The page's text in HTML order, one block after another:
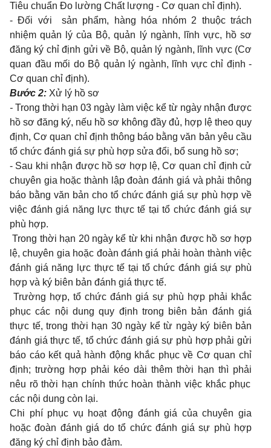
Tiêu chuẩn Đo lường Chất lượng - Cơ quan chỉ định).
- Đối với sản phẩm, hàng hóa nhóm 2 thuộc trách
nhiệm quản lý của Bộ, quản lý ngành, lĩnh vực, hồ sơ
đăng ký chỉ định gửi về Bộ, quản lý ngành, lĩnh vực (Cơ
quan đầu mối do Bộ quản lý ngành, lĩnh vực chỉ định -
Cơ quan chỉ định).
Bước 2: Xử lý hồ sơ
- Trong thời hạn 03 ngày làm việc kể từ ngày nhận được
hồ sơ đăng ký, nếu hồ sơ không đầy đủ, hợp lệ theo quy
định,Cơ quan chỉ định thông báo bằng văn bản yêu cầu
tổ chức đánh giá sự phù hợp sửa đổi, bổ sung hồ sơ;
- Sau khi nhận được hồ sơ hợp lệ,Cơ quan chỉ địnhcử
chuyên gia hoặc thành lập đoàn đánh giá và phải thông
báo bằng văn bản cho tổ chức đánh giá sự phù hợp về
việc đánh giá năng lực thực tế tại tổ chức đánh giá sự
phù hợp.
Trong thời hạn 20 ngày kể từ khi nhận được hồ sơ hợp
lệ,chuyên gia hoặc đoàn đánh giá phải hoàn thànhviệc
đánh giá năng lực thực tế tại tổ chức đánh giá sự phù
hợp và ký biên bản đánh giá thực tế.
Trường hợp, tổ chức đánh giá sự phù hợp phải khắc
phục các nội dung quy định trong biên bản đánh giá
thực tế, trong thời hạn 30 ngày kể từ ngày ký biên bản
đánh giá thực tế, tổ chức đánh giá sự phù hợp phải gửi
báo cáo kết quả hành động khắc phục về Cơ quan chỉ
định; trường hợp phải kéo dài thêm thời hạn thì phải
nêu rõ thời hạn chính thức hoàn thành việc khắc phục
các nội dung còn lại.
Chi phí phục vụ hoạt động đánh giá của chuyên gia
hoặc đoàn đánh giá do tổ chức đánh giá sự phù hợp
đăng ký chỉ định bảo đảm.